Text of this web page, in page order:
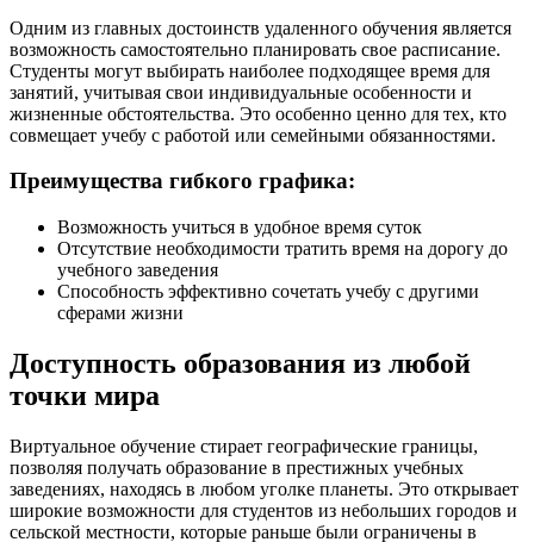
Одним из главных достоинств удаленного обучения является
возможность самостоятельно планировать свое расписание.
Студенты могут выбирать наиболее подходящее время для
занятий, учитывая свои индивидуальные особенности и
жизненные обстоятельства. Это особенно ценно для тех, кто
совмещает учебу с работой или семейными обязанностями.
Преимущества гибкого графика:
Возможность учиться в удобное время суток
Отсутствие необходимости тратить время на дорогу до
учебного заведения
Способность эффективно сочетать учебу с другими
сферами жизни
Доступность образования из любой
точки мира
Виртуальное обучение стирает географические границы,
позволяя получать образование в престижных учебных
заведениях, находясь в любом уголке планеты. Это открывает
широкие возможности для студентов из небольших городов и
сельской местности, которые раньше были ограничены в